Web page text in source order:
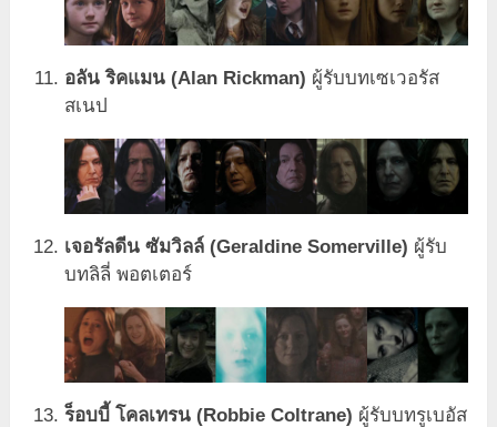
อลัน ริคแมน (Alan Rickman) ผู้รับบทเซเวอรัส
สเนป
เจอรัลดีน ซัมวิลล์ (Geraldine Somerville) ผู้รับ
บทลิลี่ พอตเตอร์
ร็อบบี้ โคลเทรน (Robbie Coltrane) ผู้รับบทรูเบอัส